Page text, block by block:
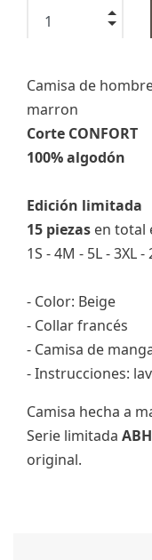
Camisa de
marron
Corte CONFORT
100% algodón
Edición limitada
15 piezas en total
1S - 4M - 5L - 3XL -
- Color: Beige
- Collar francés
- Camisa de
- Instrucciones:
Camisa hecha a
Serie limitada
original.